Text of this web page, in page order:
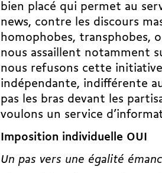
bien placé qui permet au
news, contre les discours
homophobes, transphobes,
nous assaillent notamment
nous refusons cette
indépendante, indifférente
pas les bras devant les
voulons un service
Imposition individuelle OUI
Un pas vers une égalité